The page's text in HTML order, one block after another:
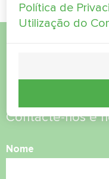
Quer
dúvidas?
Contacte-nos e
Nome
Política de
Utilização do